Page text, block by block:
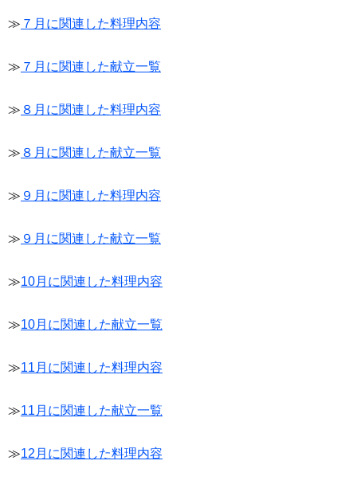
≫ ７月に関連した料理内容
≫ ７月に関連した献立一覧
≫ ８月に関連した料理内容
≫ ８月に関連した献立一覧
≫ ９月に関連した料理内容
≫ ９月に関連した献立一覧
≫10月に関連した料理内容
≫10月に関連した献立一覧
≫11月に関連した料理内容
≫11月に関連した献立一覧
≫12月に関連した料理内容